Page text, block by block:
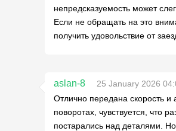
непредсказуемость может
Если не обращать на это
получить удовольствие от
aslan-8
25 January 2026
Отлично передана скорость и
поворотах, чувствуется, что
постарались над деталями.